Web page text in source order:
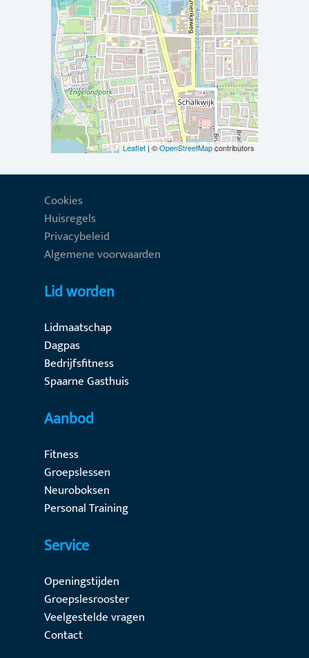
Leaflet| ©OpenStreetMapcontributors
Cookies
Huisregels
Privacybeleid
Algemene voorwaarden
Lid worden
Lidmaatschap
Dagpas
Bedrijfsfitness
Spaarne Gasthuis
Aanbod
Fitness
Groepslessen
Neuroboksen
Personal Training
Service
Openingstijden
Groepslesrooster
Veelgestelde vragen
Contact